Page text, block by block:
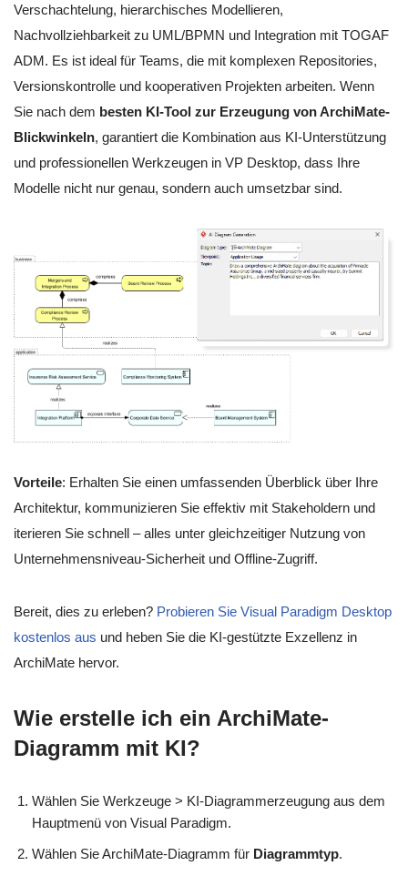
Verschachtelung, hierarchisches Modellieren,
Nachvollziehbarkeit zu UML/BPMN und Integration mit TOGAF
ADM. Es ist ideal für Teams, die mit komplexen Repositories,
Versionskontrolle und kooperativen Projekten arbeiten. Wenn
Sie nach dem besten KI-Tool zur Erzeugung von ArchiMate-
Blickwinkeln, garantiert die Kombination aus KI-Unterstützung
und professionellen Werkzeugen in VP Desktop, dass Ihre
Modelle nicht nur genau, sondern auch umsetzbar sind.
Vorteile: Erhalten Sie einen umfassenden Überblick über Ihre
Architektur, kommunizieren Sie effektiv mit Stakeholdern und
iterieren Sie schnell – alles unter gleichzeitiger Nutzung von
Unternehmensniveau-Sicherheit und Offline-Zugriff.
Bereit, dies zu erleben? Probieren Sie Visual Paradigm Desktop
kostenlos aus und heben Sie die KI-gestützte Exzellenz in
ArchiMate hervor.
Wie erstelle ich ein ArchiMate-
Diagramm mit KI?
Wählen Sie Werkzeuge > KI-Diagrammerzeugung aus dem
Hauptmenü von Visual Paradigm.
Wählen Sie ArchiMate-Diagramm für Diagrammtyp.